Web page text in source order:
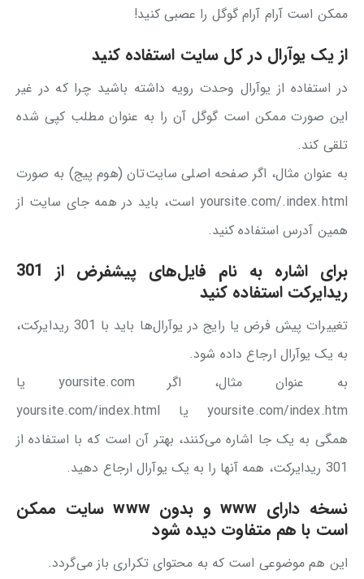
ممکن است آرام آرام گوگل را عصبی کنید!
از یک یوآرال در کل سایت استفاده کنید
در استفاده از یوآرال وحدت رویه داشته باشید چرا که در غیر
این صورت ممکن است گوگل آن را به عنوان مطلب کپی شده
تلقی کند.
به عنوان مثال، اگر صفحه اصلی سایت‌تان (هوم پیج) به صورت
yoursite.com/.index.html است، باید در همه جای سایت از
همین آدرس استفاده کنید.
برای اشاره به نام فایل‌های پیشفرض از 301
ریدایرکت استفاده کنید
تغییرات پیش فرض یا رایج در یوآرال‌ها باید با 301 ریدایرکت،
به یک یوآرال ارجاع داده شود.
به عنوان مثال، اگر yoursite.com یا
yoursite.com/index.htm یا yoursite.com/index.html
همگی به یک جا اشاره می‌کنند، بهتر آن است که با استفاده از
301 ریدایرکت، همه آنها را به یک یوآرال ارجاع دهید.
نسخه دارای www و بدون www سایت ممکن
است با هم متفاوت دیده شود
این هم موضوعی است که به محتوای تکراری باز می‌گردد.